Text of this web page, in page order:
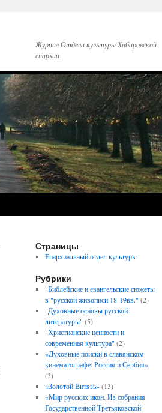
Журнал Отдела культуры Хабаровской
епархии
Страницы
Епархиальный отдел культуры
Рубрики
"Библейские и евангельские сюжеты
в "русской живописи 18-19вв." (2)
"Духовные основы русской
литературы" (5)
"Христианские ценности и
современная культура" (2)
«Духовные поиски в славянском
кинематографе: Россия и Сербия»
(3)
«Золотой Витязь»(13)
«Мир русских икон. Из собрания
Государственной Третьяковской